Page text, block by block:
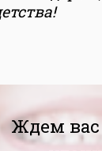
Ждем вас